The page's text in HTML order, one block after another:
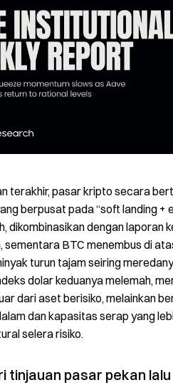
terakhir, pasar kripto secara
berpusat pada “soft landing
dikombinasikan dengan laporan
sementara BTC menembus di
turun tajam seiring
dolar keduanya melemah,
dari aset berisiko, melainkan
dan kapasitas serap yang
selera risiko.
tinjauan pasar pekan lalu